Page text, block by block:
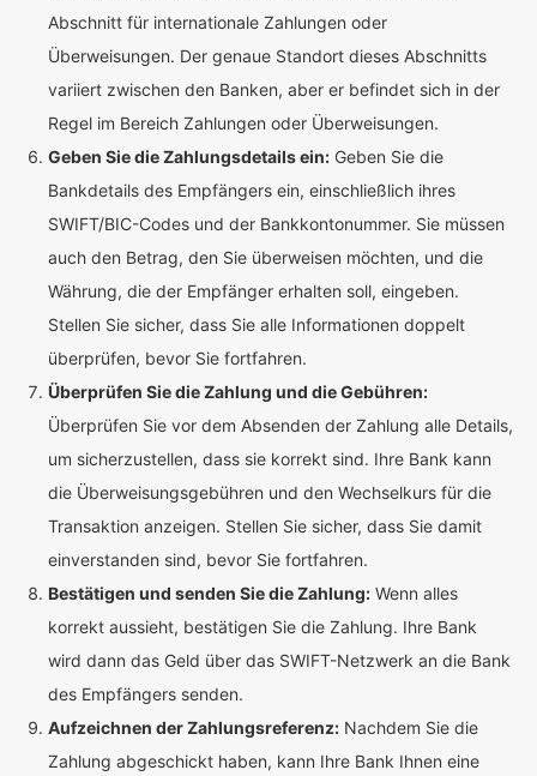
Abschnitt für internationale Zahlungen oder
Überweisungen. Der genaue Standort dieses Abschnitts
variiert zwischen den Banken, aber er befindet sich in der
Regel im Bereich Zahlungen oder Überweisungen.
Geben Sie die Zahlungsdetails ein: Geben Sie die
Bankdetails des Empfängers ein, einschließlich ihres
SWIFT/BIC-Codes und der Bankkontonummer. Sie müssen
auch den Betrag, den Sie überweisen möchten, und die
Währung, die der Empfänger erhalten soll, eingeben.
Stellen Sie sicher, dass Sie alle Informationen doppelt
überprüfen, bevor Sie fortfahren.
Überprüfen Sie die Zahlung und die Gebühren:
Überprüfen Sie vor dem Absenden der Zahlung alle Details,
um sicherzustellen, dass sie korrekt sind. Ihre Bank kann
die Überweisungsgebühren und den Wechselkurs für die
Transaktion anzeigen. Stellen Sie sicher, dass Sie damit
einverstanden sind, bevor Sie fortfahren.
Bestätigen und senden Sie die Zahlung: Wenn alles
korrekt aussieht, bestätigen Sie die Zahlung. Ihre Bank
wird dann das Geld über das SWIFT-Netzwerk an die Bank
des Empfängers senden.
Aufzeichnen der Zahlungsreferenz: Nachdem Sie die
Zahlung abgeschickt haben, kann Ihre Bank Ihnen eine